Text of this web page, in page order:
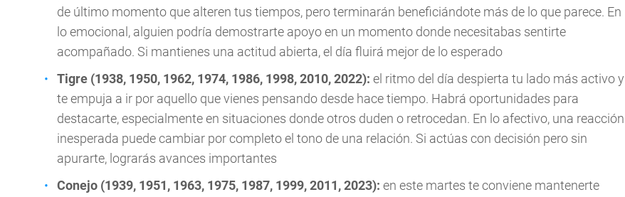
de último momento que alteren tus tiempos, pero terminarán beneficiándote más de lo que parece. En
lo emocional, alguien podría demostrarte apoyo en un momento donde necesitabas sentirte
acompañado. Si mantienes una actitud abierta, el día fluirá mejor de lo esperado
Tigre (1938, 1950, 1962, 1974, 1986, 1998, 2010, 2022): el ritmo del día despierta tu lado más activo y
te empuja a ir por aquello que vienes pensando desde hace tiempo. Habrá oportunidades para
destacarte, especialmente en situaciones donde otros duden o retrocedan. En lo afectivo, una reacción
inesperada puede cambiar por completo el tono de una relación. Si actúas con decisión pero sin
apurarte, lograrás avances importantes
Conejo (1939, 1951, 1963, 1975, 1987, 1999, 2011, 2023): en este martes te conviene mantenerte